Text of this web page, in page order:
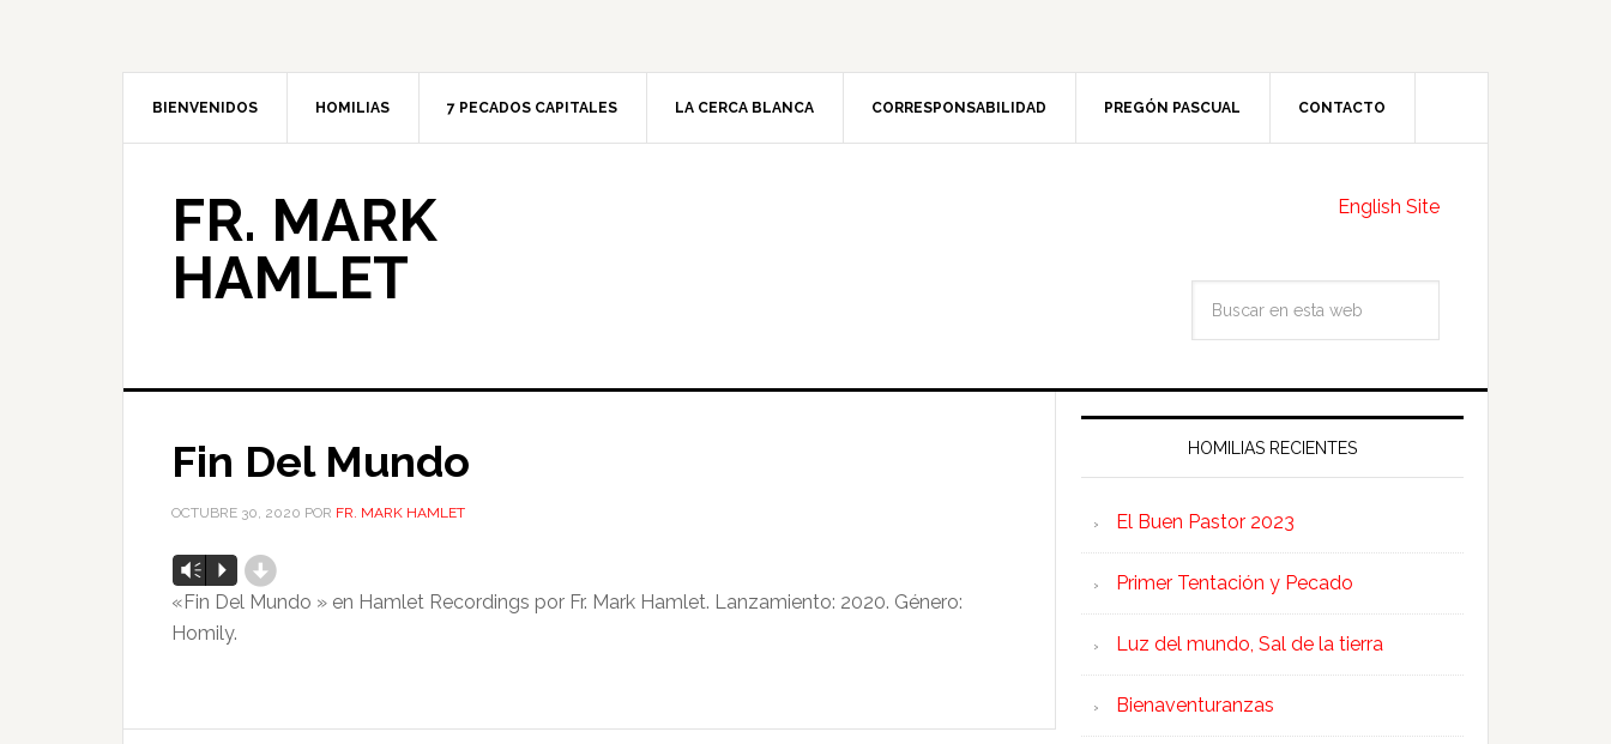
BIENVENIDOS HOMILIAS 7 PECADOS CAPITALES LA CERCA BLANCA CORRESPONSABILIDAD PREGÓN PASCUAL CONTACTO
FR. MARK
HAMLET
English Site
Fin Del Mundo
OCTUBRE 30, 2020 POR FR. MARK HAMLET
Reproductor
de
audio
Vm P d
«Fin Del Mundo » en Hamlet Recordings por Fr. Mark Hamlet. Lanzamiento: 2020. Género:
Homily.
HOMILIAS RECIENTES
El Buen Pastor 2023
Primer Tentación y Pecado
Luz del mundo, Sal de la tierra
Bienaventuranzas